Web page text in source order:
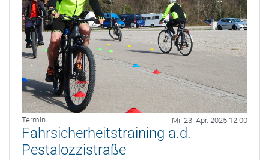
Termin Mi. 23. Apr. 2025 12:00
Fahrsicherheitstraining a.d.
Pestalozzistraße